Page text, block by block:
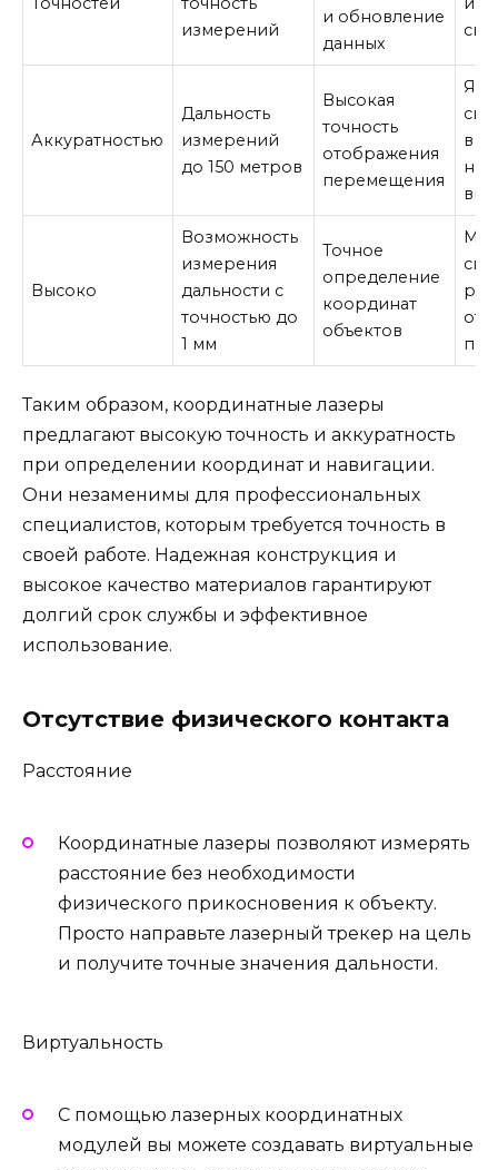
измерений
и обновление
данных
Аккуратностью
Дальность
измерений
до 150 метров
Высокая
точность
отображения
перемещения
в
Высоко
Возможность
измерения
дальности с
точностью до
1 мм
Точное
определение
координат
объектов
Таким образом, координатные лазеры
предлагают высокую точность и аккуратность
при определении координат и навигации.
Они незаменимы для профессиональных
специалистов, которым требуется точность в
своей работе. Надежная конструкция и
высокое качество материалов гарантируют
долгий срок службы и эффективное
использование.
Отсутствие физического контакта
Расстояние
Координатные лазеры позволяют измерять
расстояние без необходимости
физического прикосновения к объекту.
Просто направьте лазерный трекер на цель
и получите точные значения дальности.
Виртуальность
С помощью лазерных координатных
модулей вы можете создавать виртуальные